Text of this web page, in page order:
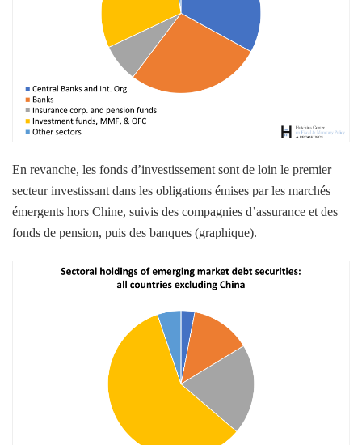
En revanche, les fonds d’investissement sont de loin le premier
secteur investissant dans les obligations émises par les marchés
émergents hors Chine, suivis des compagnies d’assurance et des
fonds de pension, puis des banques (graphique).